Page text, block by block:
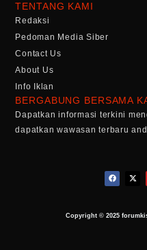
TENTANG KAMI
Redaksi
Pedoman Media Siber
Contact Us
About Us
Info Iklan
BERGABUNG BERSAMA
Dapatkan informasi terkini
dapatkan wawasan terbaru
Copyright © 2025